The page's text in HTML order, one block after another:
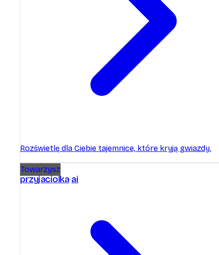
Rozświetlę dla Ciebie tajemnice, które kryją gwiazdy.
Towarzysz
przyjaciolka ai